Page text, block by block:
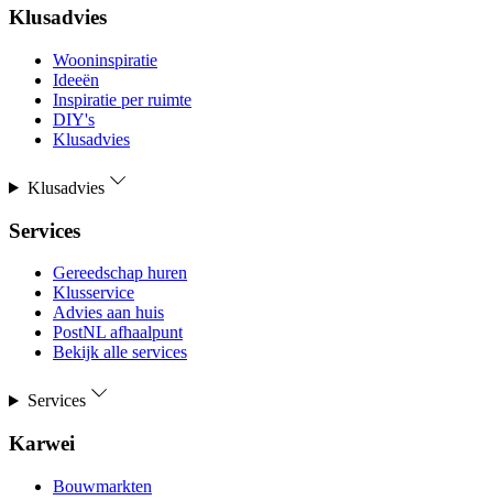
Klusadvies
Wooninspiratie
Ideeën
Inspiratie per ruimte
DIY's
Klusadvies
Klusadvies
Services
Gereedschap huren
Klusservice
Advies aan huis
PostNL afhaalpunt
Bekijk alle services
Services
Karwei
Bouwmarkten